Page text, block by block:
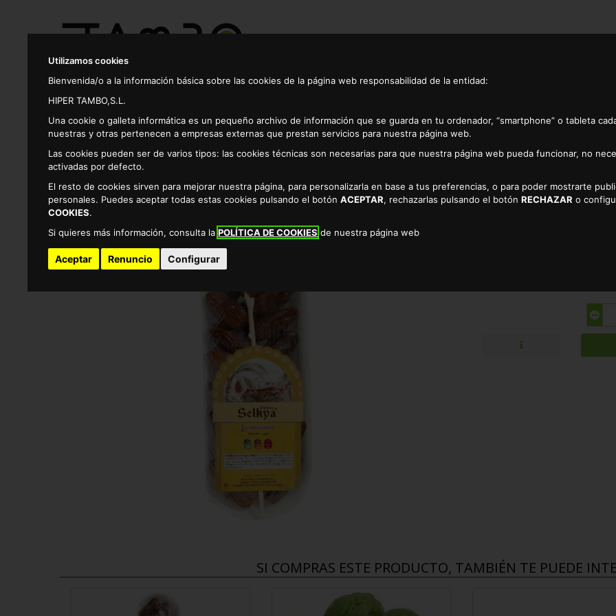
Utilizamos cookies
Bienvenida/o a la información básica sobre las cookies de la página web responsabilidad de la entidad:
HIPER TAMBO,S.L.
Una cookie o galleta informática es un pequeño archivo de información que se guarda en tu ordenador, “smartphone” o tableta
nuestras y otras pertenecen a empresas externas que prestan servicios para nuestra página web.
Las cookies pueden ser de varios tipos: las cookies técnicas son necesarias para que nuestra página web pueda funcionar, no
activadas por defecto.
El resto de cookies sirven para mejorar nuestra página, para personalizarla en base a tus preferencias, o para poder mostrarte
personales. Puedes aceptar todas estas cookies pulsando el botónACEPTAR, rechazarlas pulsando el botónRECHAZAR o
COOKIES.
Si quieres más información, consulta laPOLÍTICA DE COOKIES de nuestra página web
Aceptar Renuncio Configurar
Productos
Frutas y verduras Fruta tropical Datil azucarado bja 250grs.
DATIL
SI COMPRAS ESTE PRODUCTO, TAMBIÉN TE PUEDE